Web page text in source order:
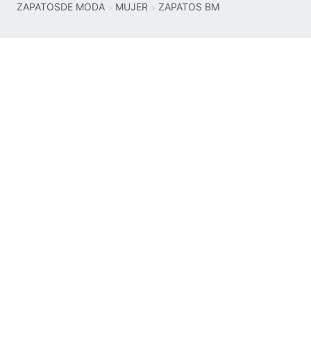
ZAPATOSDE MODA MUJER ZAPATOS BM